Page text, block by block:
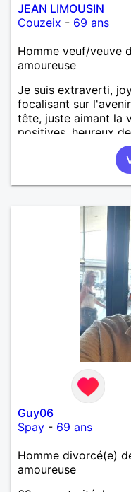
JEAN LIMOUSIN
Couzeix - 69 ans
Homme veuf/veuve
amoureuse
Je suis extraverti,
focalisant sur
tête, juste aimant la
positives, heureux
me tourne vers
intense, remplie de
pas par la suite
temps, se connaître,
d'étude, je ne me
Mon meilleurs
d'étude primaire.
sais lire, écrire et
principes je ne
demoiselles
Guy06
Spay - 69 ans
Homme divorcé(e)
amoureuse